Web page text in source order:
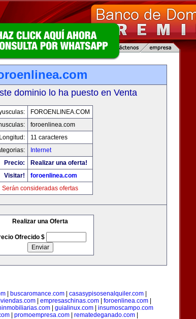
dominio lo ha puesto en Venta
FOROENLINEA.COM
foroenlinea.com
Longitud:
11 caracteres
Internet
Precio:
Realizar una oferta!
Visitar!
foroenlinea.com
Serán consideradas ofertas
Realizar una Oferta
Ofrecido $
| buscaromance.com| casasypisosenalquiler.com|
empresaschinas.com foroenlinea.com
| guialinux.com| insumoscampo.com
promoempresa.com rematedeganado.com